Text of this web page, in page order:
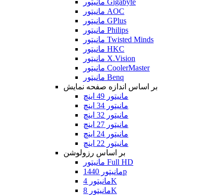
مانیتور Gigabyte
مانیتور AOC
مانیتور GPlus
مانیتور Philips
مانیتور Twisted Minds
مانیتور HKC
مانیتور X.Vision
مانیتور CoolerMaster
مانیتور Benq
بر اساس اندازه صفحه نمایش
مانیتور 49 اینچ
مانیتور 34 اینچ
مانیتور 32 اینچ
مانیتور 27 اینچ
مانیتور 24 اینچ
مانیتور 22 اینچ
بر اساس رزولوشن
مانیتور Full HD
مانیتور 1440p
مانیتور 4K
مانیتور 8K